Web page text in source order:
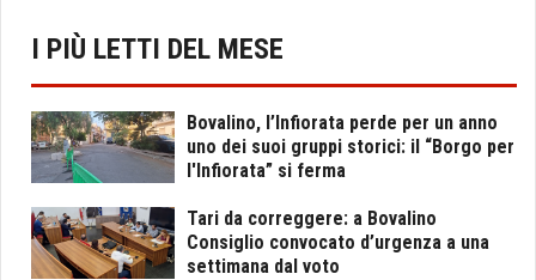
I PIÙ LETTI DEL MESE
Bovalino, l’Infiorata perde per un anno
uno dei suoi gruppi storici: il “Borgo per
l'Infiorata” si ferma
Tari da correggere: a Bovalino
Consiglio convocato d’urgenza a una
settimana dal voto